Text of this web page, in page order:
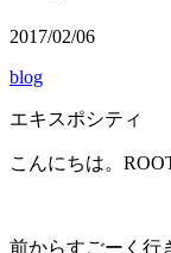
2017/02/06
blog
エキスポシティ
こんにちは。
前からすごーく行